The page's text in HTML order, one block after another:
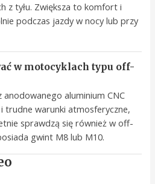
z tyłu. Zwiększa to komfort i
podczas jazdy w nocy lub przy
w motocyklach typu off-
anodowanego aluminium CNC
trudne warunki atmosferyczne,
sprawdzą się również w off-
gwint M8 lub M10.